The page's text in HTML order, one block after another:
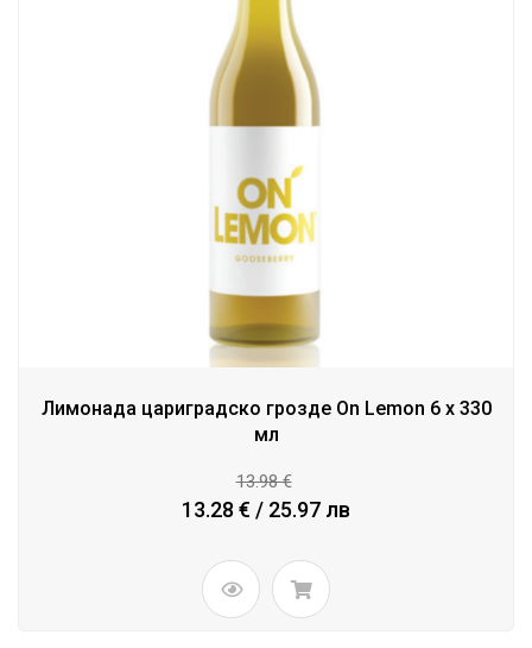
Лимонада цариградско грозде On Lemon 6 x 330
мл
13.98 €
13.28 € / 25.97 лв